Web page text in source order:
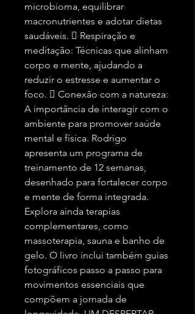
microbioma, equilibrar
macronutrientes e adotar dietas
saudáveis.  Respiração e
meditação: Técnicas que alinham
corpo e mente, ajudando a
reduzir o estresse e aumentar o
foco.  Conexão com a natureza:
A importância de interagir com o
ambiente para promover saúde
mental e física. Rodrigo
apresenta um programa de
treinamento de 12 semanas,
desenhado para fortalecer corpo
e mente de forma integrada.
Explora ainda terapias
complementares, como
massoterapia, sauna e banho de
gelo. O livro inclui também guias
fotográficos passo a passo para
movimentos essenciais que
compõem a jornada de